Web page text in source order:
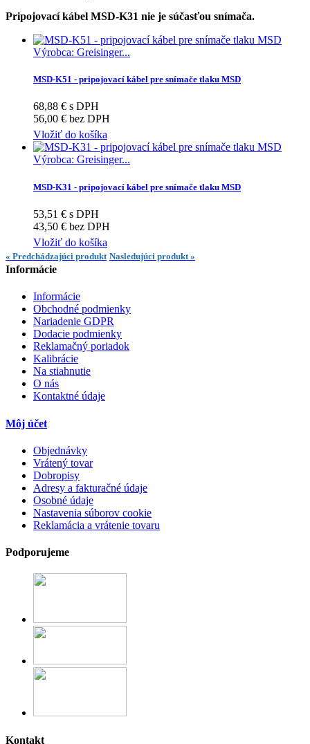
Pripojovací kábel MSD-K31 nie je súčasťou snímača.
Výrobca: Greisinger...
MSD-K51 - pripojovací kábel pre snímače tlaku MSD
68,88 € s DPH
56,00 € bez DPH
Vložiť do košíka
Výrobca: Greisinger...
MSD-K31 - pripojovací kábel pre snímače tlaku MSD
53,51 € s DPH
43,50 € bez DPH
Vložiť do košíka
« Predchádzajúci produkt Nasledujúci produkt »
Informácie
Informácie
Obchodné podmienky
Nariadenie GDPR
Dodacie podmienky
Reklamačný poriadok
Kalibrácie
Na stiahnutie
O nás
Kontaktné údaje
Môj účet
Objednávky
Vrátený tovar
Dobropisy
Adresy a fakturačné údaje
Osobné údaje
Nastavenia súborov cookie
Reklamácia a vrátenie tovaru
Podporujeme
Kontakt